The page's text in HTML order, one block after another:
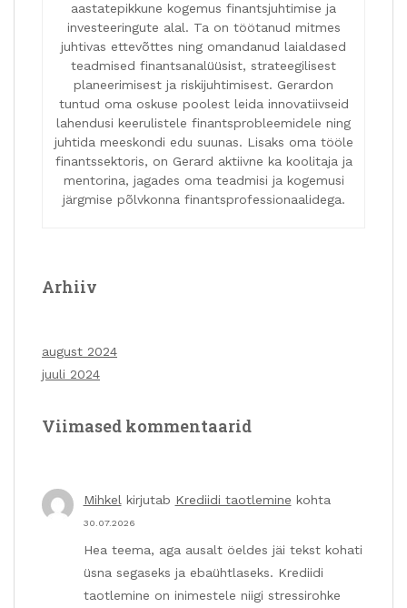
aastatepikkune kogemus finantsjuhtimise ja
investeeringute alal. Ta on töötanud mitmes
juhtivas ettevõttes ning omandanud laialdased
teadmised finantsanalüüsist, strateegilisest
planeerimisest ja riskijuhtimisest. Gerardon
tuntud oma oskuse poolest leida innovatiivseid
lahendusi keerulistele finantsprobleemidele ning
juhtida meeskondi edu suunas. Lisaks oma tööle
finantssektoris, on Gerard aktiivne ka koolitaja ja
mentorina, jagades oma teadmisi ja kogemusi
järgmise põlvkonna finantsprofessionaalidega.
Arhiiv
august 2024
juuli 2024
Viimased kommentaarid
Mihkelkirjutab Krediidi taotlemine kohta
30.07.2026
Hea teema, aga ausalt öeldes jäi tekst kohati
üsna segaseks ja ebaühtlaseks. Krediidi
taotlemine on inimestele niigi stressirohke